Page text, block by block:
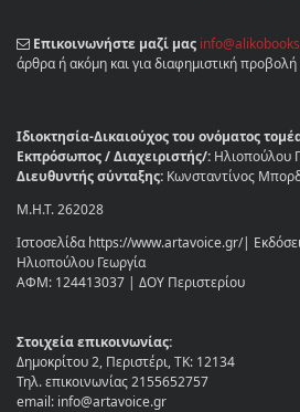
Επικοινωνήστε μαζί μας
άρθρα ή ακόμη και για διαφημιστική προβολή
Ιδιοκτησία-Δικαιούχος του ονόματος
Εκπρόσωπος / Διαχειριστής/: Ηλιοπούλου
Διευθυντής σύνταξης: Κωνσταντίνος
Μ.Η.Τ. 262028
Ιστοσελίδα https://www.artavoice.gr/|
Ηλιοπούλου Γεωργία
ΑΦΜ: 124413037 | ΔΟΥ Περιστερίου
Στοιχεία επικοινωνίας:
Δημοκρίτου 2, Περιστέρι, ΤΚ: 12134
Τηλ. επικοινωνίας 2155652757
email: info@artavoice.gr